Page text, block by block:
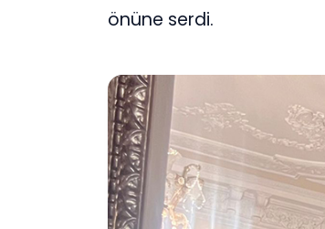
önüne serdi.